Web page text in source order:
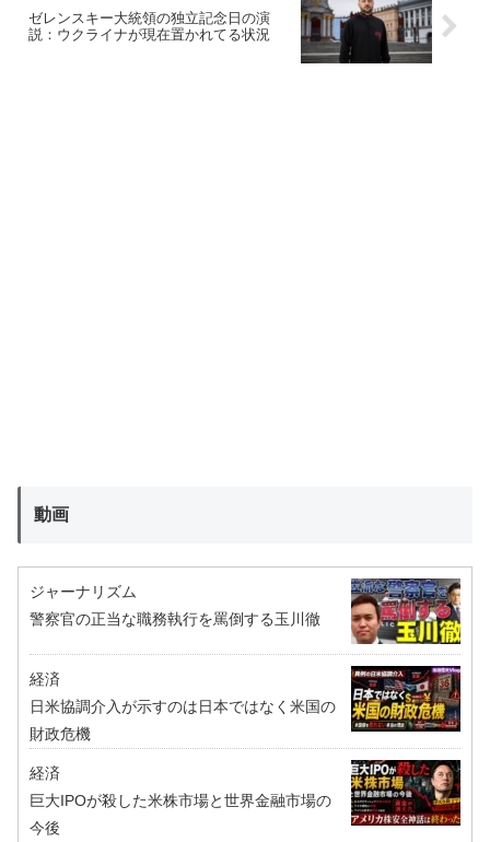
ゼレンスキー大統領の独立記念日の演
説：ウクライナが現在置かれてる状況
動画
ジャーナリズム
警察官の正当な職務執行を罵倒する玉川徹
経済
日米協調介入が示すのは日本ではなく米国の
財政危機
経済
巨大IPOが殺した米株市場と世界金融市場の
今後